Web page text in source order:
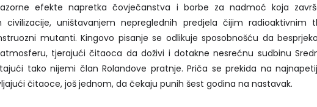
efekte napretka čovječanstva i borbe za nadmoć koja
civilizacije, uništavanjem nepreglednih predjela čijim radioaktivnim
mutanti. Kingovo pisanje se odlikuje sposobnošću da
tjerajući čitaoca da doživi i dotakne nesrećnu sudbinu
tako nijemi član Rolandove pratnje. Priča se prekida na
čitaoce, još jednom, da čekaju punih šest godina na nastavak.